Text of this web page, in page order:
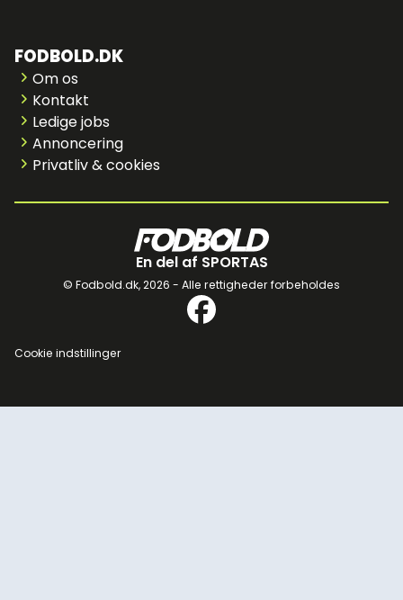
FODBOLD.DK
Om os
Kontakt
Ledige jobs
Annoncering
Privatliv & cookies
En del af SPORTAS
© Fodbold.dk,2026 - Alle rettigheder forbeholdes
Cookie indstillinger